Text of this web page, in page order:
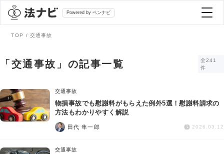
Powered by ベンナビ
全て
法律相談
弁護士を探す
おすすめ弁護士診断
TOP 交通事故
「交通事故」の記事一覧
全241
件
交通事故
物損事故でも慰謝料がもらえた例外5選！慰謝料請求の
方法もわかりやすく解説
田代 隼一郎 2026.03.12
交通事故